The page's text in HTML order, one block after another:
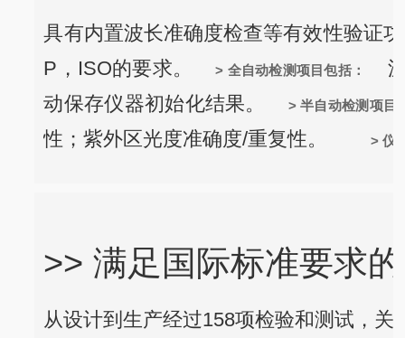
具有内置波长准确度检查等有效性验证
P，ISO的要求。
> 全自动检测项目包括：
波
动保存仪器初始化结果。
> 半自动检测项目
性；紫外区光度准确度/重复性。 > 仪
>> 满足国际标准要求
从设计到生产经过158项检验和测试，